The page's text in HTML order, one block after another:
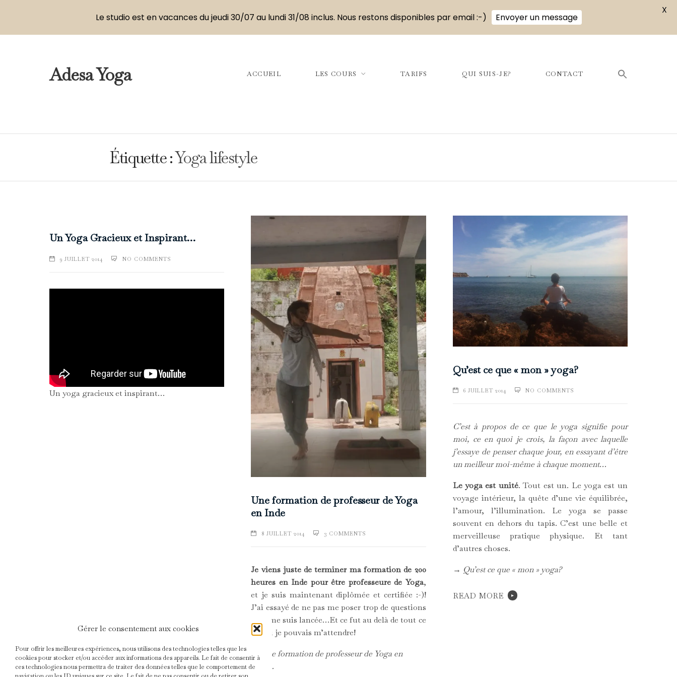
Gérer le consentement aux cookies
Pour offrir les meilleures expériences, nous utilisons des technologies telles que les
cookies pour stocker et/ou accéder aux informations des appareils. Le fait de consentir à
ces technologies nous permettra de traiter des données telles que le comportement de
Adesa Yoga ACCUEIL LES COURS TARIFS QUI SUIS-JE? CONTACT
Étiquette :Yoga lifestyle
Un Yoga Gracieux et Inspirant…
9 JUILLET 2014 NO COMMENTS
Un yoga gracieux et inspirant…
Une formation de professeur de Yoga
en Inde
8 JUILLET 2014 3 COMMENTS
Je viens juste de terminer ma formation de 200
heures en Inde pour être professeure de Yoga,
et je suis maintenant diplômée et certifiée :-)!
J’ai essayé de ne pas me poser trop de questions
et je me suis lancée…Et ce fut au delà de tout ce
à quoi je pouvais m’attendre!
→ Une formation de professeur de Yoga en
Inde…
Qu’est ce que « mon » yoga?
6 JUILLET 2014 NO COMMENTS
C’est à propos de ce que le yoga signifie pour
moi, ce en quoi je crois, la façon avec laquelle
j’essaye de penser chaque jour, en essayant d’être
un meilleur moi-même à chaque moment…
Le yoga est unité. Tout est un. Le yoga est un
voyage intérieur, la quête d’une vie équilibrée,
l’amour, l’illumination. Le yoga se passe
souvent en dehors du tapis. C’est une belle et
merveilleuse pratique physique. Et tant
d’autres choses.
→ Qu’est ce que « mon » yoga?
READ MORE
Le studio est en vacances du jeudi 30/07 au lundi 31/08 inclus. Nous restons disponibles par email :-) Envoyer un message
X